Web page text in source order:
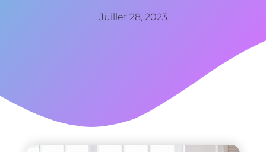
Juillet 28, 2023